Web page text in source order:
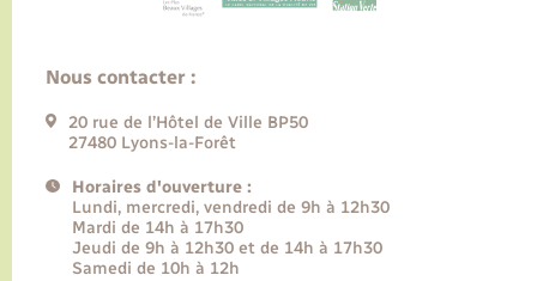
Nous contacter :
20 rue de l’Hôtel de Ville BP50
27480 Lyons-la-Forêt
Horaires d'ouverture :
Lundi, mercredi, vendredi de 9h à 12h30
Mardi de 14h à 17h30
Jeudi de 9h à 12h30 et de 14h à 17h30
Samedi de 10h à 12h